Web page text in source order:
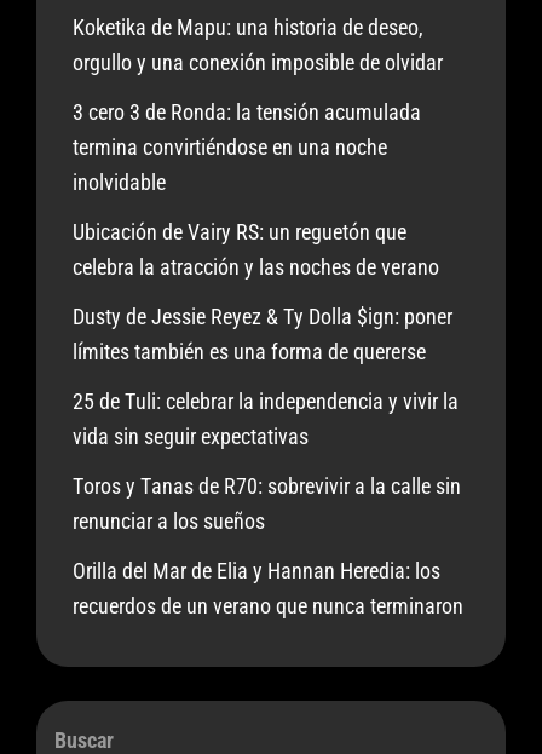
Koketika de Mapu: una historia de deseo,
orgullo y una conexión imposible de olvidar
3 cero 3 de Ronda: la tensión acumulada
termina convirtiéndose en una noche
inolvidable
Ubicación de Vairy RS: un reguetón que
celebra la atracción y las noches de verano
Dusty de Jessie Reyez & Ty Dolla $ign: poner
límites también es una forma de quererse
25 de Tuli: celebrar la independencia y vivir la
vida sin seguir expectativas
Toros y Tanas de R70: sobrevivir a la calle sin
renunciar a los sueños
Orilla del Mar de Elia y Hannan Heredia: los
recuerdos de un verano que nunca terminaron
Buscar